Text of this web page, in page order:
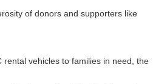
of donors and supporters like
rental vehicles to families in need, the